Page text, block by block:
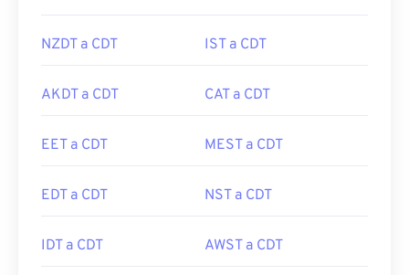
NZDT a CDT IST a CDT
AKDT a CDT CAT a CDT
EET a CDT MEST a CDT
EDT a CDT NST a CDT
IDT a CDT AWST a CDT